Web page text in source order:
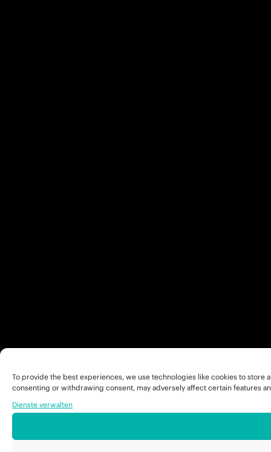
To provide the best experiences, we use technologies like cookies to
consenting or withdrawing consent, may adversely affect certain features
Dienste verwalten